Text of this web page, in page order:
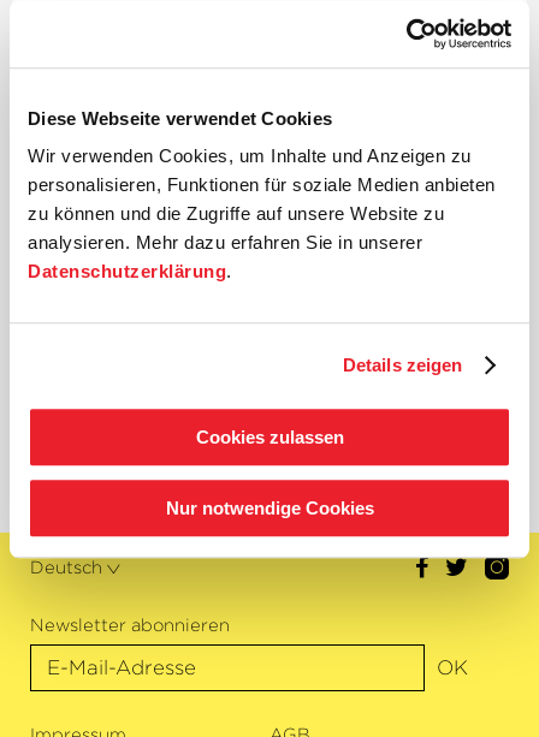
Diese Webseite verwendet Cookies
Wir verwenden Cookies, um Inhalte und Anzeigen zu
personalisieren, Funktionen für soziale Medien anbieten
zu können und die Zugriffe auf unsere Website zu
analysieren. Mehr dazu erfahren Sie in unserer
Datenschutzerklärung.
Details zeigen
Cookies zulassen
Nur notwendige Cookies
Kunsthandwerkerinnen und Kunsthandwerker
Adresse:
Metall in Form, Ruprecht Holsten
Kirchstr. 7, 27367 Horstedt
www.davidgutfleisch.com
Deutsch
Newsletter abonnieren
OK